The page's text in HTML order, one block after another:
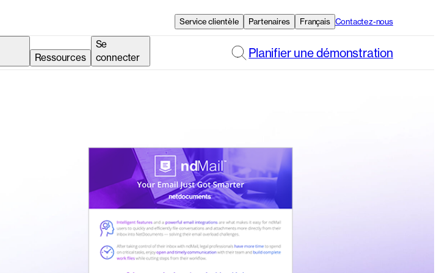
Service clientèle Partenaires Français Contactez-nous
Ressources
Se
connecter
Planifier une démonstration